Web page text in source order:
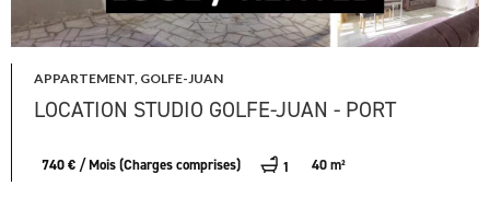
APPARTEMENT, GOLFE-JUAN
LOCATION STUDIO GOLFE-JUAN - PORT
740 € / Mois (Charges comprises) 1 40 m²